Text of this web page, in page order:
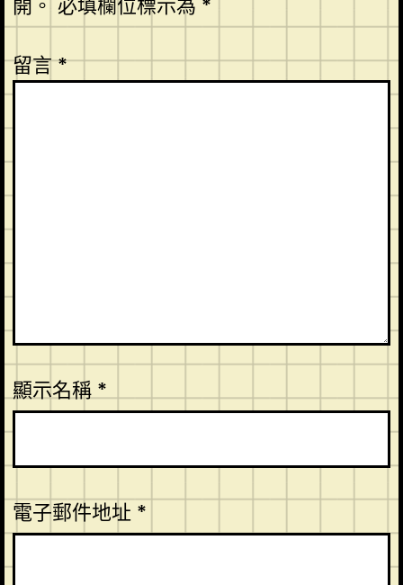
開。 必填欄位標示為 *
留言*
顯示名稱*
電子郵件地址 *